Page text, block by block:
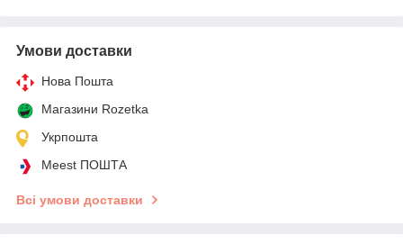
Умови доставки
Нова Пошта
Магазини Rozetka
Укрпошта
Meest ПОШТА
Всі умови доставки